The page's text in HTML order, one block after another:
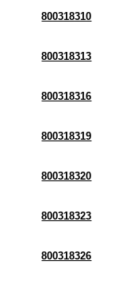
800318310
800318313
800318316
800318319
800318320
800318323
800318326